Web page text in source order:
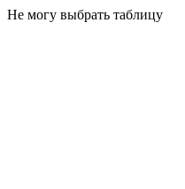
Не могу выбрать таблицу